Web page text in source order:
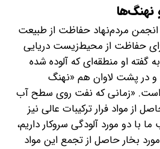
نهنگ‌ها
انجمن مردم‌نهاد حفاظت از طبیعت
حفاظت از محیط‌زیست دریایی
گفته او منطقه‌ای که آلوده شده
در پشت لاوان هم «نهنگ
«زمانی که نفت روی سطح آب
از مواد فرار ترکیبات عالی نیز
با دو مورد آلودگی سروکار داریم،
بخار حاصل از تجمع این مواد